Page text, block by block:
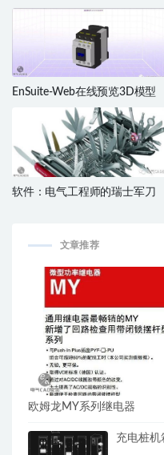
系统SVN
EnSuite-Web在线预览3D模型
软件：电气工程师的瑞士军刀
文章推荐
欧姆龙MY系列继电器
充电桩机